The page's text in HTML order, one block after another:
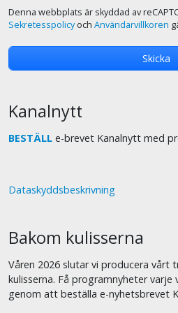
Denna webbplats är skyddad av
Sekretesspolicyoch Användarvillkoren
Kanalnytt
BESTÄLL e-brevet Kanalnytt med
Dataskyddsbeskrivning
Bakom kulisserna
Våren 2026 slutar vi producera vårt
kulisserna. Få programnyheter
genom att beställa e-nyhetsbrevet